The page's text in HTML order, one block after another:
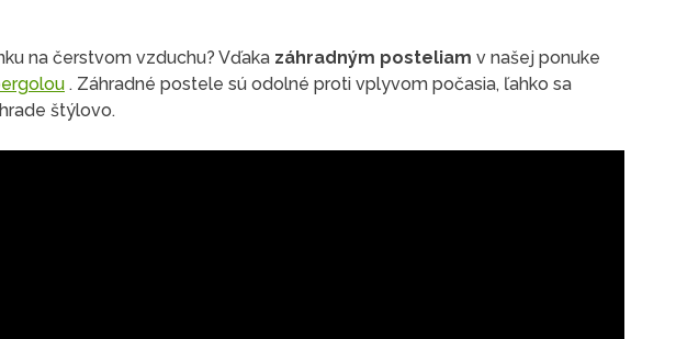
na čerstvom vzduchu? Vďaka záhradným posteliam v našej ponuke
. Záhradné postele sú odolné proti vplyvom počasia, ľahko sa
štýlovo.